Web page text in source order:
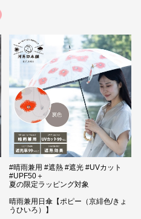
#晴雨兼用 #遮熱 #遮光 #UVカット
#UPF50＋
夏の限定ラッピング対象
晴雨兼用日傘【ポピー（京緋色/きょ
うひいろ）】